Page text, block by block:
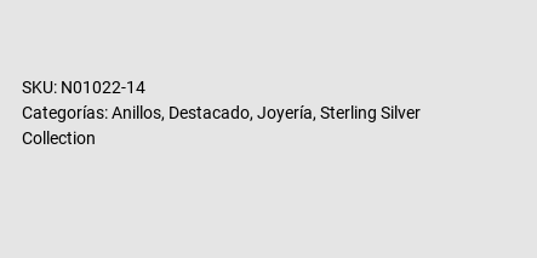
SKU: N01022-14
Categorías:Anillos, Destacado, Joyería, Sterling Silver
Collection